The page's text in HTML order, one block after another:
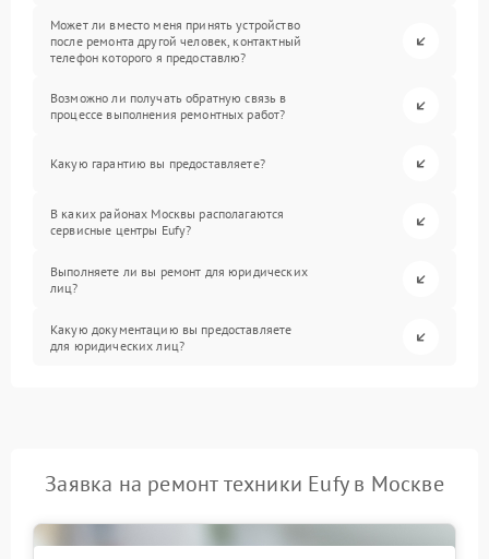
Может ли вместо меня принять устройство
после ремонта другой человек, контактный
телефон которого я предоставлю?
Возможно ли получать обратную связь в
процессе выполнения ремонтных работ?
Какую гарантию вы предоставляете?
В каких районах Москвы располагаются
сервисные центры Eufy?
Выполняете ли вы ремонт для юридических
лиц?
Какую документацию вы предоставляете
для юридических лиц?
Заявка на ремонт техники Eufy в Москве